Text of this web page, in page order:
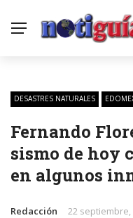
DESASTRES NATURALES
Fernando
sismo de hoy
en algunos
Redacción 22 septiembre,